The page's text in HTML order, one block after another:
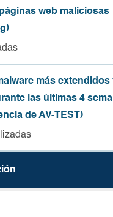
web maliciosas
más extendidos
las últimas 4
de AV-TEST)